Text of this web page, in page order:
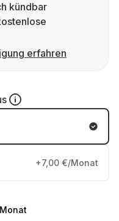
kündbar
erfahren
+7,00 €/Monat